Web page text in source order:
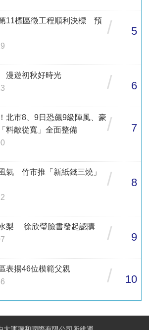
11標區徵工程順利決標 預
/ 5
漫遊初秋好時光
/ 6
北市8、9日恐飆9級陣風、豪
料敵從寬」全面整備
/ 7
氣 竹市推「新紙錢三燒」
/ 8
梨 徐欣瑩臉書發起認購
/ 9
表揚46位模範父親
/ 10